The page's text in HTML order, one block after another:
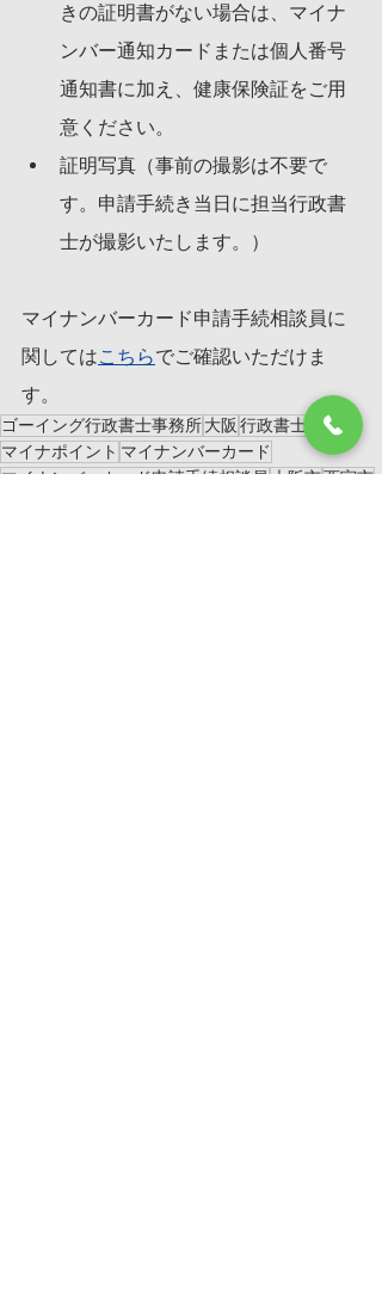
きの証明書がない場合は、マイナ
ンバー通知カードまたは個人番号
通知書に加え、健康保険証をご用
意ください。
証明写真（事前の撮影は不要で
す。申請手続き当日に担当行政書
士が撮影いたします。）
マイナンバーカード申請手続相談員に
関してはこちらでご確認いただけま
す。
ゴーイング行政書士事務所大阪 行政書士
マイナポイント マイナンバーカード
マイナンバーカード申請手続相談員大阪市西宮市